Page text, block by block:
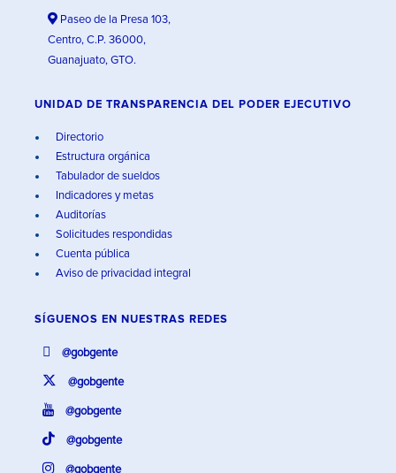
Paseo de la Presa 103,
Centro, C.P. 36000,
Guanajuato, GTO.
UNIDAD DE TRANSPARENCIA DEL PODER EJECUTIVO
Directorio
Estructura orgánica
Tabulador de sueldos
Indicadores y metas
Auditorías
Solicitudes respondidas
Cuenta pública
Aviso de privacidad integral
SÍGUENOS EN NUESTRAS REDES
@gobgente
@gobgente
@gobgente
@gobgente
@gobgente